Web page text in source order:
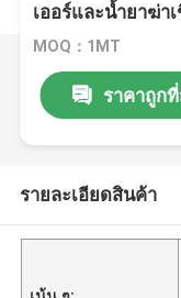
เออร์และน้ำยาฆ่า
MOQ：1MT
ราคาถูก
รายละเอียดสินค้า